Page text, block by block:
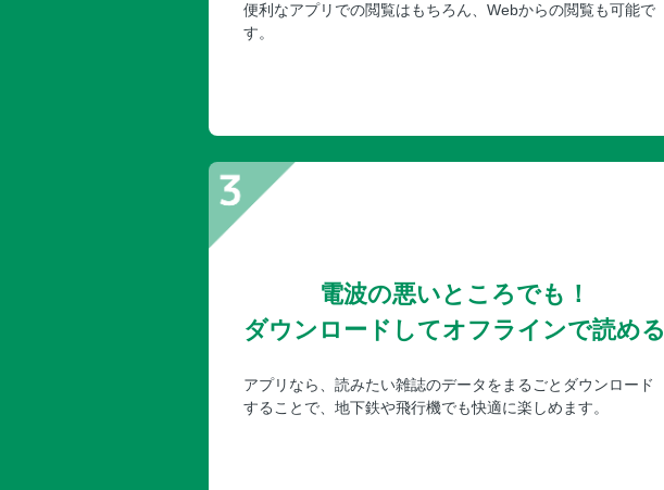
便利なアプリでの閲覧はもちろん、Webからの閲覧も可能で
す。
電波の悪いところでも！
ダウンロードしてオフラインで読める
アプリなら、読みたい雑誌のデータをまるごとダウンロード
することで、地下鉄や飛行機でも快適に楽しめます。